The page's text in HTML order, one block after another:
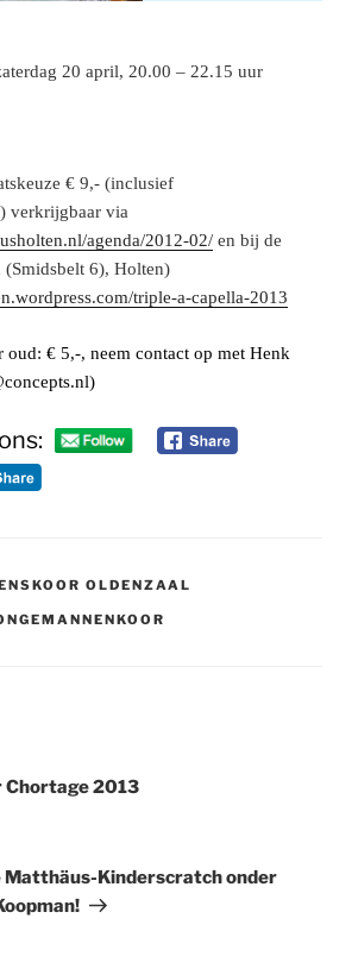
20 april, 20.00 – 22.15 uur
€ 9,- (inclusief
verkrijgbaar via
agenda/2012-02/ en bij de
6), Holten)
triple-a-capella-2013
oud: € 5,-, neem contact op met Henk
OLDENZAAL
2013
Matthäus-Kinderscratch onder